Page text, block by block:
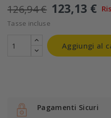
126,94 € 123,13 €
Tasse incluse
Aggiungi al
Pagamenti Sicuri